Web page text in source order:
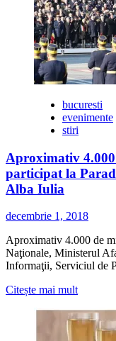
bucuresti
evenimente
stiri
Aproximativ
participat la
Alba Iulia
decembrie 1, 2018
Aproximativ 4.000 de
Naţionale, Ministerul
Informaţii, Serviciul de
Citește mai multCitește
multe
despre